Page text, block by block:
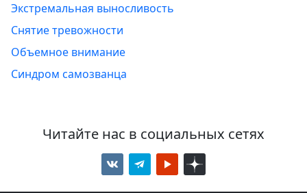
Экстремальная выносливость
Снятие тревожности
Объемное внимание
Синдром самозванца
Читайте нас в социальных сетях